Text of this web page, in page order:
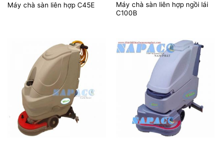
Máy chà sàn liên hợp C45E
Máy chà sàn liên hợp ngồi lái
C100B